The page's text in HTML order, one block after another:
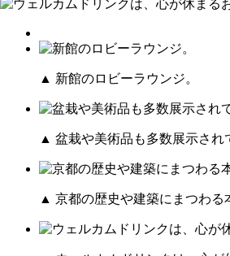
▲ 新館のロビーラウンジ。
▲ 盆栽や美術品も多数展示され
▲ 京都の歴史や建築にまつわる